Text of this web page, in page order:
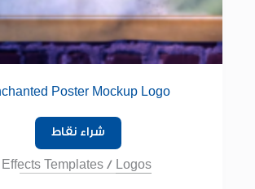
Poster Mockup Logo
شراء نقاط
Templates / Logos